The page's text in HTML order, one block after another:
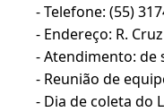
- Telefone: (55)
- Endereço: R.
- Atendimento: de
- Reunião de
- Dia de coleta do